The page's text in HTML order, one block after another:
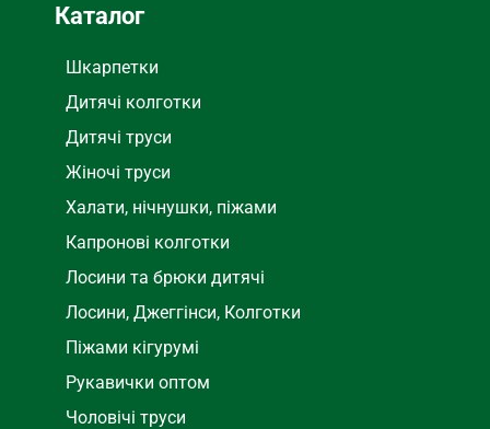
ТИП Джинси
Каталог
Шкарпетки
Дитячі колготки
Дитячі труси
Жіночі труси
Халати, нічнушки, піжами
Капронові колготки
Лосини та брюки дитячі
Лосини, Джеггінси, Колготки
Піжами кігурумі
Рукавички оптом
Чоловічі труси